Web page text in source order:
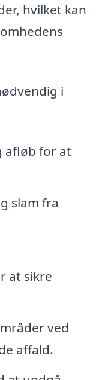
hvilket kan
i
afløb for at
slam fra
at sikre
ved
affald.